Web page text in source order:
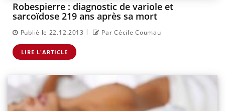
Robespierre : diagnostic de variole et
sarcoïdose 219 ans après sa mort
Publié le 22.12.2013 | Par Cécile Coumau
LIRE L'ARTICLE